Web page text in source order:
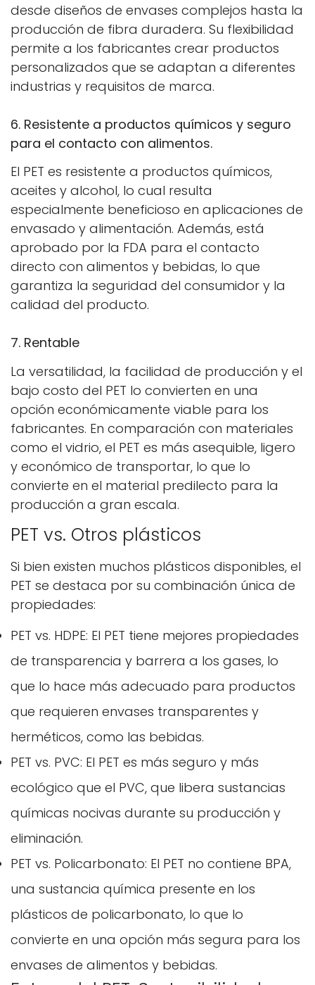
desde diseños de envases complejos hasta la
producción de fibra duradera. Su flexibilidad
permite a los fabricantes crear productos
personalizados que se adaptan a diferentes
industrias y requisitos de marca.
6. Resistente a productos químicos y seguro
para el contacto con alimentos.
El PET es resistente a productos químicos,
aceites y alcohol, lo cual resulta
especialmente beneficioso en aplicaciones de
envasado y alimentación. Además, está
aprobado por la FDA para el contacto
directo con alimentos y bebidas, lo que
garantiza la seguridad del consumidor y la
calidad del producto.
7. Rentable
La versatilidad, la facilidad de producción y el
bajo costo del PET lo convierten en una
opción económicamente viable para los
fabricantes. En comparación con materiales
como el vidrio, el PET es más asequible, ligero
y económico de transportar, lo que lo
convierte en el material predilecto para la
producción a gran escala.
PET vs. Otros plásticos
Si bien existen muchos plásticos disponibles, el
PET se destaca por su combinación única de
propiedades:
PET vs. HDPE: El PET tiene mejores propiedades
de transparencia y barrera a los gases, lo
que lo hace más adecuado para productos
que requieren envases transparentes y
herméticos, como las bebidas.
PET vs. PVC: El PET es más seguro y más
ecológico que el PVC, que libera sustancias
químicas nocivas durante su producción y
eliminación.
PET vs. Policarbonato: El PET no contiene BPA,
una sustancia química presente en los
plásticos de policarbonato, lo que lo
convierte en una opción más segura para los
envases de alimentos y bebidas.
Confirma tu edad
¿Tienes 18 años o más?
No, no lo soy. Sí, lo soy